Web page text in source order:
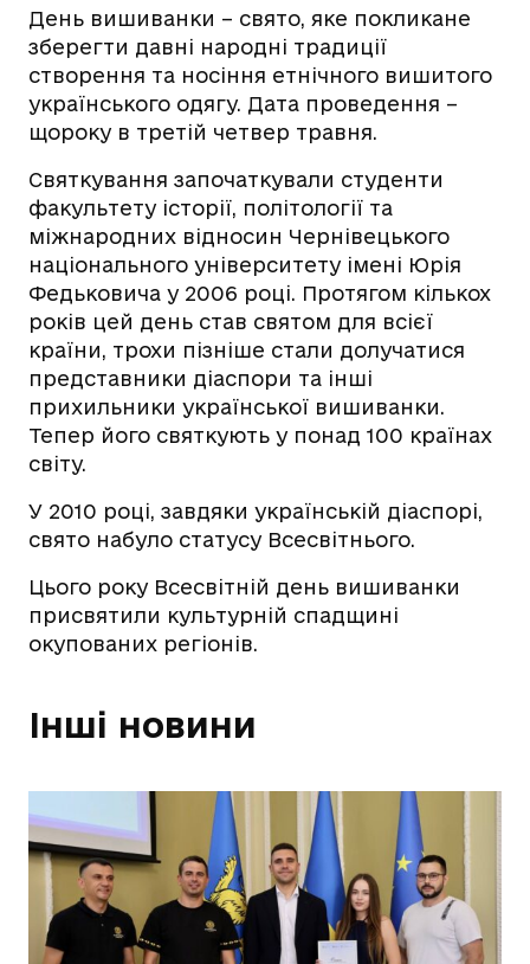
День вишиванки – свято, яке покликане
зберегти давні народні традиції
створення та носіння етнічного вишитого
українського одягу. Дата проведення –
щороку в третій четвер травня.
Святкування започаткували студенти
факультету історії, політології та
міжнародних відносин Чернівецького
національного університету імені Юрія
Федьковича у 2006 році. Протягом кількох
років цей день став святом для всієї
країни, трохи пізніше стали долучатися
представники діаспори та інші
прихильники української вишиванки.
Тепер його святкують у понад 100 країнах
світу.
У 2010 році, завдяки українській діаспорі,
свято набуло статусу Всесвітнього.
Цього року Всесвітній день вишиванки
присвятили культурній спадщині
окупованих регіонів.
Інші новини